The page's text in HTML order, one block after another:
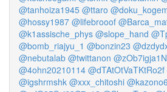
@tanhoiza1945 @ttaro
@hossy1987 @lifebrooof
@k1assische_phys @slope_hand
@bomb_riajyu_1 @bonzin23
@nebutalab @twittanon
@4ohn20210114 @dTAtOtVaTKtRo2f
@igshrmshk @xxx_chitoshi @kazono6